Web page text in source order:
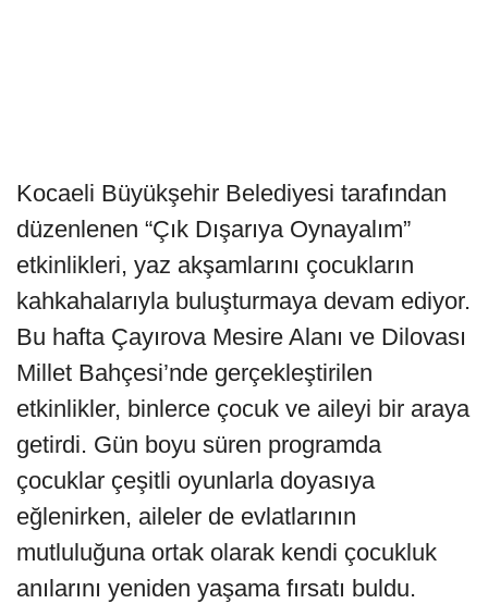
Kocaeli Büyükşehir Belediyesi tarafından
düzenlenen “Çık Dışarıya Oynayalım”
etkinlikleri, yaz akşamlarını çocukların
kahkahalarıyla buluşturmaya devam ediyor.
Bu hafta Çayırova Mesire Alanı ve Dilovası
Millet Bahçesi’nde gerçekleştirilen
etkinlikler, binlerce çocuk ve aileyi bir araya
getirdi. Gün boyu süren programda
çocuklar çeşitli oyunlarla doyasıya
eğlenirken, aileler de evlatlarının
mutluluğuna ortak olarak kendi çocukluk
anılarını yeniden yaşama fırsatı buldu.